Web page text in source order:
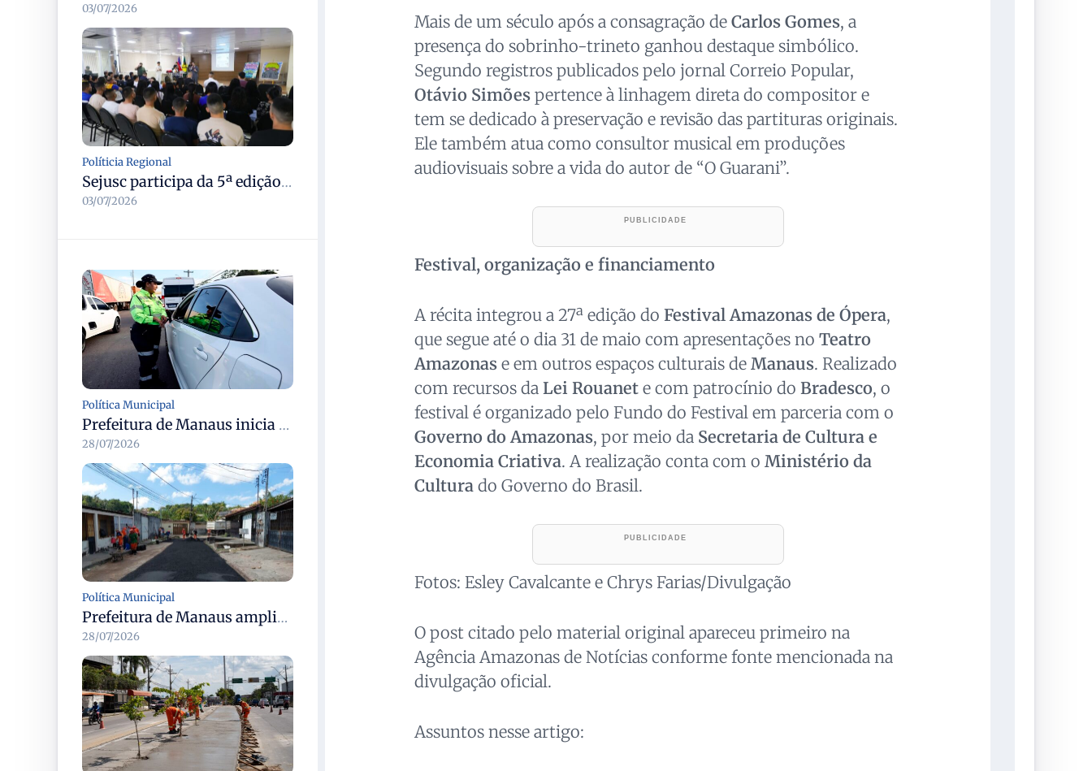
03/07/2026
Políticia Regional
Sejusc participa da 5ª edição do Caminhos Literários com foco na cultura hip-hop nas unidades socioeducativas
03/07/2026
Política Municipal
Prefeitura de Manaus inicia operação Mobilidade Segura para reduzir sinistros com vítimas na cidade
28/07/2026
Política Municipal
Prefeitura de Manaus amplia recuperação asfáltica na rua Araci para melhorar mobilidade e segurança
28/07/2026
Mais de um século após a consagração de Carlos Gomes, a
presença do sobrinho-trineto ganhou destaque simbólico.
Segundo registros publicados pelo jornal Correio Popular,
Otávio Simõespertence à linhagem direta do compositor e
tem se dedicado à preservação e revisão das partituras originais.
Ele também atua como consultor musical em produções
audiovisuais sobre a vida do autor de “O Guarani”.
Festival, organização e financiamento
A récita integrou a 27ª edição do Festival Amazonas de Ópera,
que segue até o dia 31 de maio com apresentações no Teatro
Amazonase em outros espaços culturais de Manaus. Realizado
com recursos da Lei Rouanete com patrocínio do Bradesco, o
festival é organizado pelo Fundo do Festival em parceria com o
Governo do Amazonas, por meio da Secretaria de Cultura e
Economia Criativa. A realização conta com o Ministério da
Culturado Governo do Brasil.
Fotos: Esley Cavalcante e Chrys Farias/Divulgação
O post citado pelo material original apareceu primeiro na
Agência Amazonas de Notícias conforme fonte mencionada na
divulgação oficial.
Assuntos nesse artigo: